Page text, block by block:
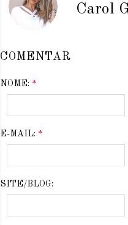
Carol
COMENTAR
NOME: *
E-MAIL: *
SITE/BLOG: